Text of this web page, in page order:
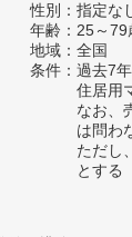
性別：指定な
年齢：25～79
地域：全国
条件：過去7
住居用
なお、
は問わ
ただし
とする